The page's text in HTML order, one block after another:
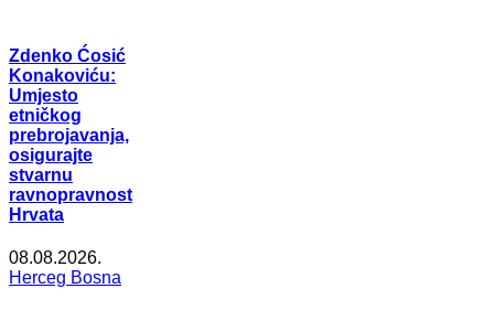
Zdenko Ćosić
Konakoviću:
Umjesto
etničkog
prebrojavanja,
osigurajte
stvarnu
ravnopravnost
Hrvata
08.08.2026.
Herceg Bosna